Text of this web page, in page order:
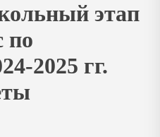
этап
2025 гг.